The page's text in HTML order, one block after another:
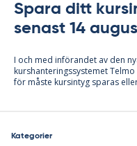
Spara ditt
senast 14
I och med in­fö­ran­det av den
kurs­han­te­rings­sy­ste­met
för mås­te kursin­tyg spa­ras
Kategorier